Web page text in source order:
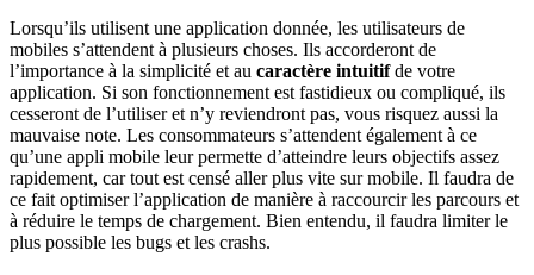
Lorsqu’ils utilisent une application donnée, les utilisateurs de
mobiles s’attendent à plusieurs choses. Ils accorderont de
l’importance à la simplicité et au caractère intuitifde votre
application. Si son fonctionnement est fastidieux ou compliqué, ils
cesseront de l’utiliser et n’y reviendront pas, vous risquez aussi la
mauvaise note. Les consommateurs s’attendent également à ce
qu’une appli mobile leur permette d’atteindre leurs objectifs assez
rapidement, car tout est censé aller plus vite sur mobile. Il faudra de
ce fait optimiser l’application de manière à raccourcir les parcours et
à réduire le temps de chargement. Bien entendu, il faudra limiter le
plus possible les bugs et les crashs.